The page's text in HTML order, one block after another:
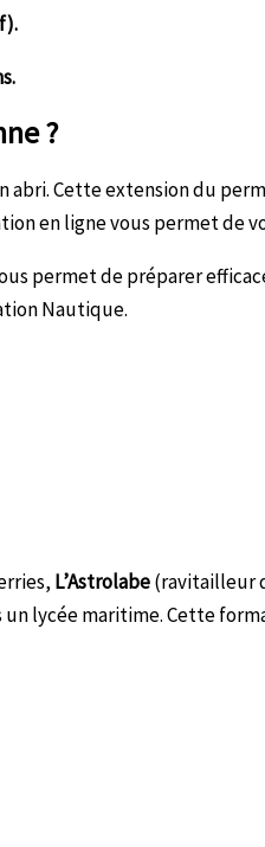
?
Cette extension du
en ligne vous permet de
permet de préparer
Nautique.
L’Astrolabe(ravitailleur
un lycée maritime. Cette